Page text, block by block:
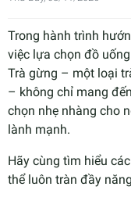
Trong hành trình
việc lựa chọn đồ
Trà gừng – một loại
– không chỉ mang
chọn nhẹ nhàng cho
lành mạnh.
Hãy cùng tìm hiểu
thể luôn tràn đầy